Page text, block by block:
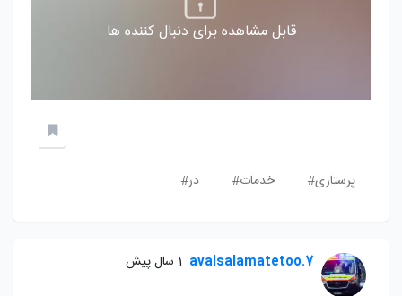
قابل مشاهده برای دنبال کننده ها
پرستاری# خدمات# در#
avalsalamatetoo.7 1 سال پیش